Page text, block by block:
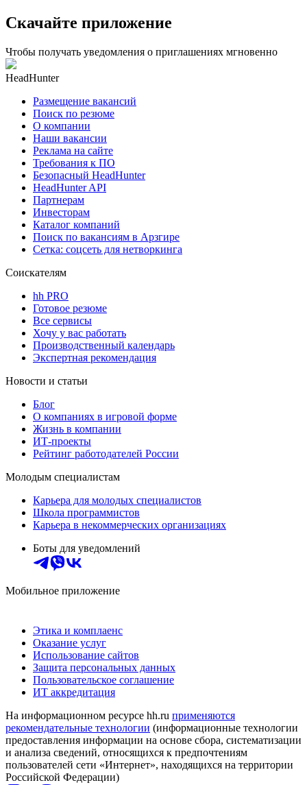
Скачайте приложение
Чтобы получать уведомления о приглашениях мгновенно
HeadHunter
Размещение вакансий
Поиск по резюме
О компании
Наши вакансии
Реклама на сайте
Требования к ПО
Безопасный HeadHunter
HeadHunter API
Партнерам
Инвесторам
Каталог компаний
Поиск по вакансиям в Арзгире
Сетка: соцсеть для нетворкинга
Соискателям
hh PRO
Готовое резюме
Все сервисы
Хочу у вас работать
Производственный календарь
Экспертная рекомендация
Новости и статьи
Блог
О компаниях в игровой форме
Жизнь в компании
ИТ-проекты
Рейтинг работодателей России
Молодым специалистам
Карьера для молодых специалистов
Школа программистов
Карьера в некоммерческих организациях
Боты для уведомлений
Мобильное приложение
Этика и комплаенс
Оказание услуг
Использование сайтов
Защита персональных данных
Пользовательское соглашение
ИТ аккредитация
На информационном ресурсе hh.ru применяются
рекомендательные технологии (информационные технологии
предоставления информации на основе сбора, систематизации
и анализа сведений, относящихся к предпочтениям
пользователей сети «Интернет», находящихся на территории
Российской Федерации)